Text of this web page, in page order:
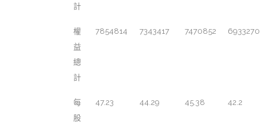
計
權
益
總
計
7854814 7343417 7470852 6933270
每
股
47.23 44.29 45.38 42.2